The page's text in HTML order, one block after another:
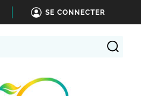
SE CONNECTER